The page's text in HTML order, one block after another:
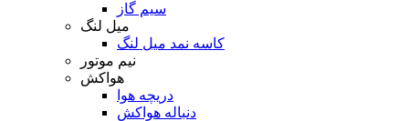
سیم گاز
میل لنگ
کاسه نمد میل لنگ
نیم موتور
هواکش
دریچه هوا
دنباله هواکش